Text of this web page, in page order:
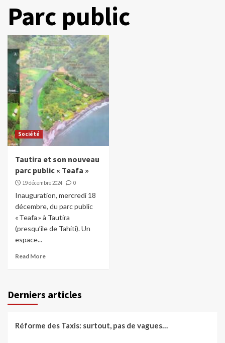
Parc public
Société
Tautira et son nouveau
parc public « Teafa »
19 décembre 2024 0
Inauguration, mercredi 18
décembre, du parc public
« Teafa » à Tautira
(presqu’île de Tahiti). Un
espace...
Read More
Derniers articles
Réforme des Taxis: surtout, pas de vagues…